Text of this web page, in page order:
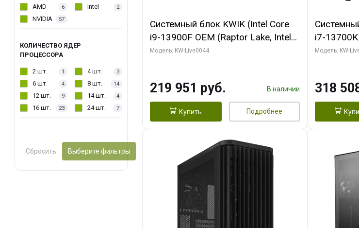
AMD 6 Intel 2
NVIDIA 57
КОЛИЧЕСТВО ЯДЕР
ПРОЦЕССОРА
2 шт. 1 4 шт. 3
6 шт. 4 8 шт. 14
12 шт. 9 14 шт. 4
16 шт. 23 24 шт. 7
Сбросить Выберите фильтры
Системный блок KWIK (Intel Core
i9-13900F OEM (Raptor Lake, Intel
7, Efficient-co/ 32 ГБ ОЗУ (2
HD/ 512 ГБ SSD)
Модель: KW-Live0044
219 951 руб. В наличии
Купить Подробнее
i7-
7, C16
2/ 1 ТБ
Модель: KW-
318